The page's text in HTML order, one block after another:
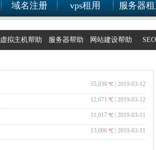
域名注册 vps租用 服务器租
虚拟主机帮助 服务器帮助 网站建设帮助
55,039 ℃ | 2019-03-12
12,671 ℃ | 2019-03-12
11,017 ℃ | 2019-03-11
13,006 ℃ | 2019-03-11